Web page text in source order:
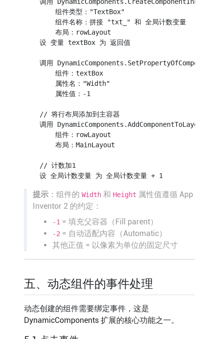
    调用 DynamicComponents.CreateComponentInLayout
        组件类型："TextBox"
        组件名称：拼接 "txt_" 和 全局计数变量
        布局：rowLayout
    设 变量 textBox 为 返回值
    调用 DynamicComponents.SetPropertyOfComponent
        组件：textBox
        属性名："Width"
        属性值：-1
    // 将行布局添加到主容器
    调用 DynamicComponents.AddComponentToLayout
        组件：rowLayout
        布局：MainLayout
    // 计数加1
    设 全局计数变量 为 全局计数变量 + 1
提示：组件的 Width和 Height 属性值遵循 App
Inventor 2 的约定：
-1= 填充父容器（Fill parent）
-2= 自动适配内容（Automatic）
其他正值 = 以像素为单位的固定尺寸
五、动态组件的事件处理
动态创建的组件需要绑定事件，这是
DynamicComponents 扩展的核心功能之一。